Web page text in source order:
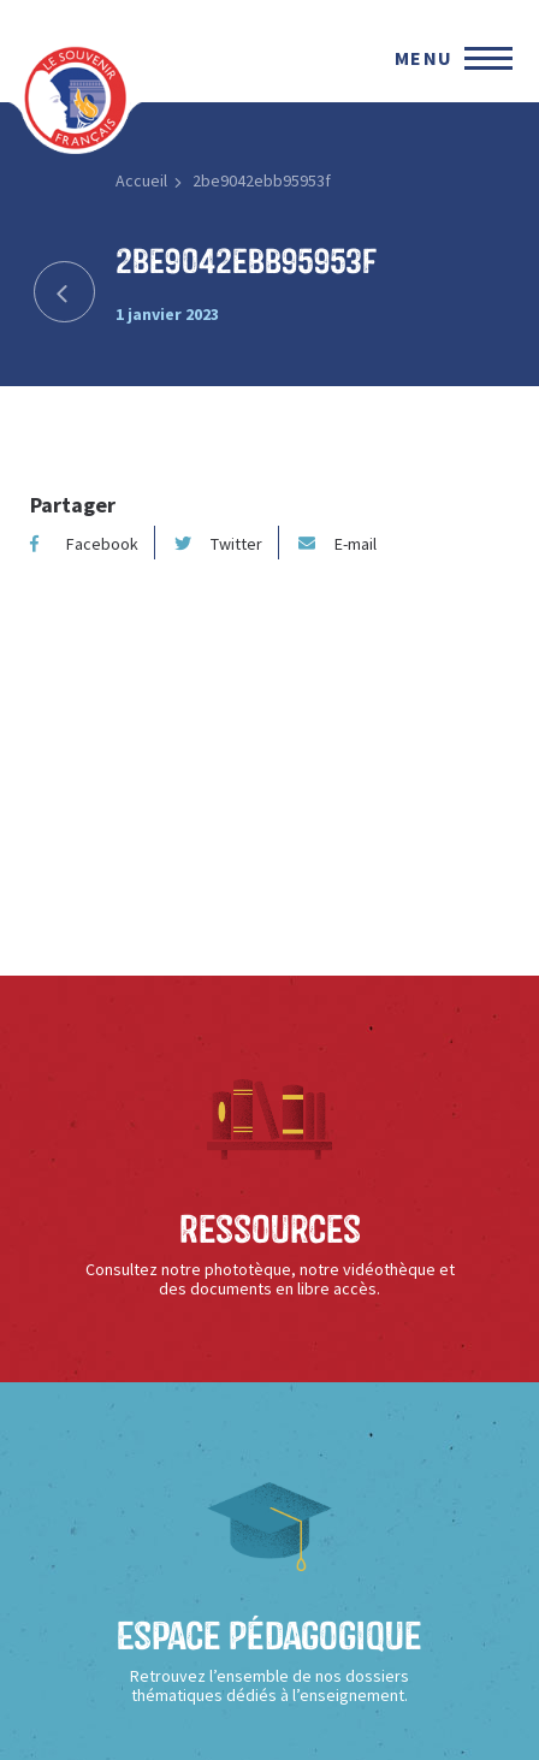
MENU
Accueil 2be9042ebb95953f
2be9042ebb95953f
1 janvier 2023
Partager
Facebook Twitter E-mail
Ressources
Consultez notre phototèque, notre vidéothèque et
des documents en libre accès.
Espace Pédagogique
Retrouvez l’ensemble de nos dossiers
thématiques dédiés à l’enseignement.